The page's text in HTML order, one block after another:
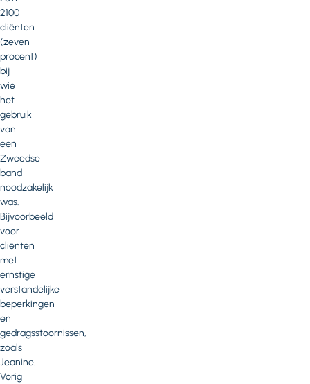
2100
cliënten
(zeven
procent)
bij
wie
het
gebruik
van
een
Zweedse
band
noodzakelijk
was.
Bijvoorbeeld
voor
cliënten
met
ernstige
verstandelijke
beperkingen
en
gedragsstoornissen,
zoals
Jeanine.
Vorig